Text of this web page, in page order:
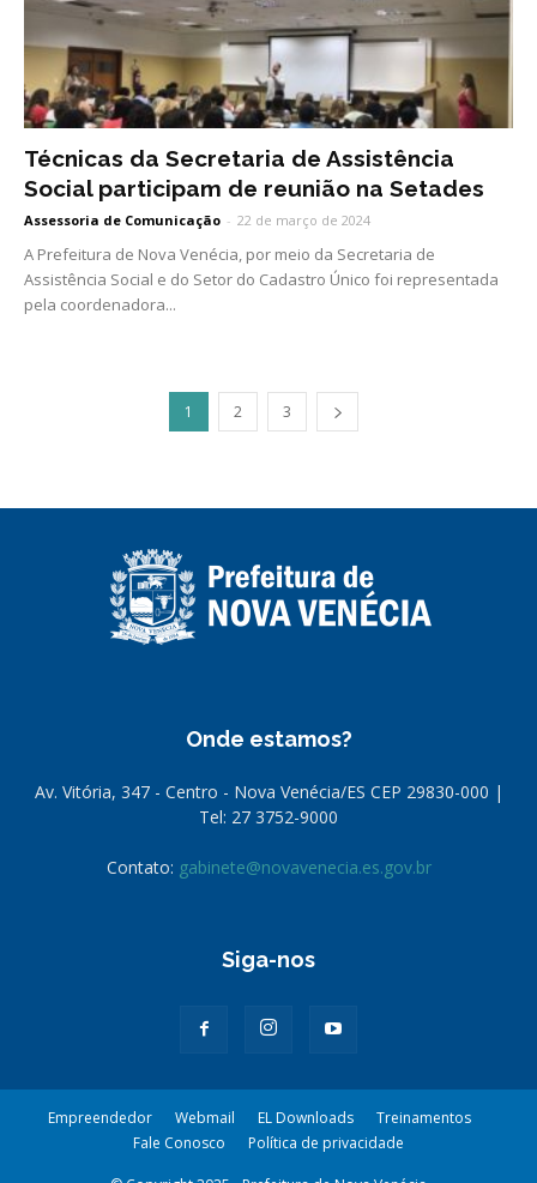
Técnicas da Secretaria de Assistência
Social participam de reunião na Setades
Assessoria de Comunicação - 22 de março de 2024
A Prefeitura de Nova Venécia, por meio da Secretaria de
Assistência Social e do Setor do Cadastro Único foi representada
pela coordenadora...
1 2 3
Onde estamos?
Av. Vitória, 347 - Centro - Nova Venécia/ES CEP 29830-000 |
Tel: 27 3752-9000
Contato: gabinete@novavenecia.es.gov.br
Siga-nos
Empreendedor Webmail EL Downloads
Treinamentos
Fale Conosco
Política de privacidade